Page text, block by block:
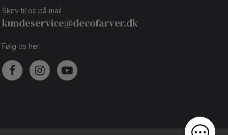
Skriv til os på mail
kundeservice@decofarver.dk
Følg os her